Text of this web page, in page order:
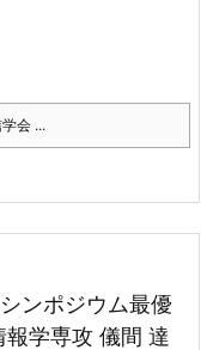
会 ...
ンポジウム最優
学専攻 儀間 達